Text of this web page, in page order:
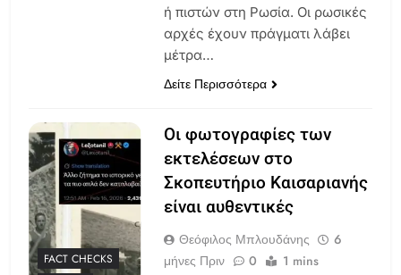
ή πιστών στη Ρωσία. Οι ρωσικές
αρχές έχουν πράγματι λάβει
μέτρα…
Δείτε Περισσότερα
FACT CHECKS
Οι φωτογραφίες των
εκτελέσεων στο
Σκοπευτήριο Καισαριανής
είναι αυθεντικές
Θεόφιλος Μπλουδάνης
6
μήνες Πριν
0 1 mins